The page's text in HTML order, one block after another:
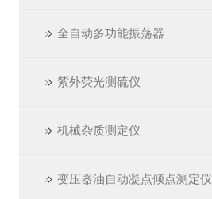
全自动多功能振荡器
紫外荧光测硫仪
机械杂质测定仪
变压器油自动凝点倾点测定仪